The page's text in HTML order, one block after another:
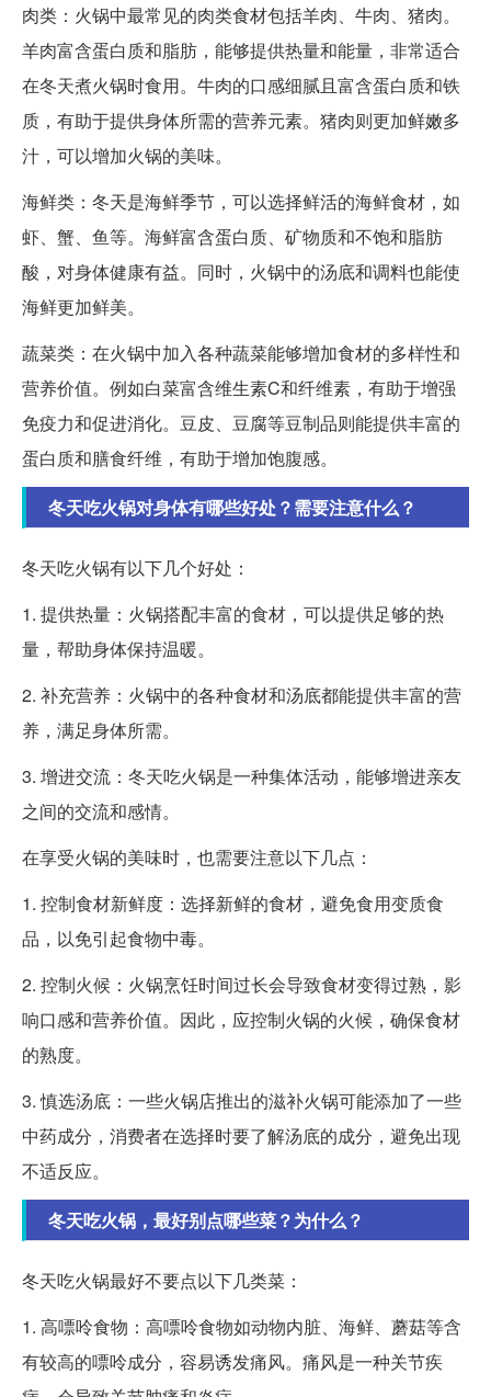
肉类：火锅中最常见的肉类食材包括羊肉、牛肉、猪肉。
羊肉富含蛋白质和脂肪，能够提供热量和能量，非常适合
在冬天煮火锅时食用。牛肉的口感细腻且富含蛋白质和铁
质，有助于提供身体所需的营养元素。猪肉则更加鲜嫩多
汁，可以增加火锅的美味。
海鲜类：冬天是海鲜季节，可以选择鲜活的海鲜食材，如
虾、蟹、鱼等。海鲜富含蛋白质、矿物质和不饱和脂肪
酸，对身体健康有益。同时，火锅中的汤底和调料也能使
海鲜更加鲜美。
蔬菜类：在火锅中加入各种蔬菜能够增加食材的多样性和
营养价值。例如白菜富含维生素C和纤维素，有助于增强
免疫力和促进消化。豆皮、豆腐等豆制品则能提供丰富的
蛋白质和膳食纤维，有助于增加饱腹感。
冬天吃火锅对身体有哪些好处？需要注意什么？
冬天吃火锅有以下几个好处：
1. 提供热量：火锅搭配丰富的食材，可以提供足够的热
量，帮助身体保持温暖。
2. 补充营养：火锅中的各种食材和汤底都能提供丰富的营
养，满足身体所需。
3. 增进交流：冬天吃火锅是一种集体活动，能够增进亲友
之间的交流和感情。
在享受火锅的美味时，也需要注意以下几点：
1. 控制食材新鲜度：选择新鲜的食材，避免食用变质食
品，以免引起食物中毒。
2. 控制火候：火锅烹饪时间过长会导致食材变得过熟，影
响口感和营养价值。因此，应控制火锅的火候，确保食材
的熟度。
3. 慎选汤底：一些火锅店推出的滋补火锅可能添加了一些
中药成分，消费者在选择时要了解汤底的成分，避免出现
不适反应。
冬天吃火锅，最好别点哪些菜？为什么？
冬天吃火锅最好不要点以下几类菜：
1. 高嘌呤食物：高嘌呤食物如动物内脏、海鲜、蘑菇等含
有较高的嘌呤成分，容易诱发痛风。痛风是一种关节疾